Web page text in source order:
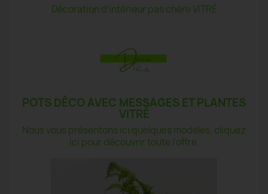
Décoration d'intérieur pas chère VITRÉ
POTS DÉCO AVEC MESSAGES ET PLANTES
VITRÉ
Nous vous présentons ici quelques modèles, cliquez
ici pour découvrir toute l'offre.